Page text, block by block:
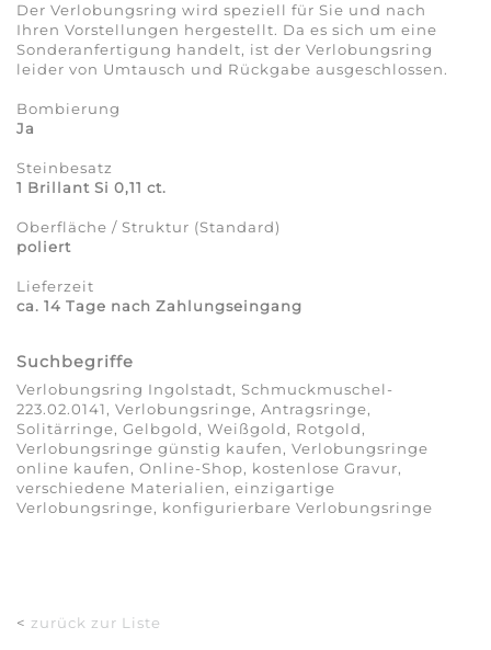
Der Verlobungsring wird speziell für Sie und nach
Ihren Vorstellungen hergestellt. Da es sich um eine
Sonderanfertigung handelt, ist der Verlobungsring
leider von Umtausch und Rückgabe ausgeschlossen.
Bombierung
Ja
Steinbesatz
1 Brillant Si 0,11 ct.
Oberfläche / Struktur (Standard)
poliert
Lieferzeit
ca. 14 Tage nach Zahlungseingang
Suchbegriffe
Verlobungsring Ingolstadt, Schmuckmuschel-
223.02.0141, Verlobungsringe, Antragsringe,
Solitärringe, Gelbgold, Weißgold, Rotgold,
Verlobungsringe günstig kaufen, Verlobungsringe
online kaufen, Online-Shop, kostenlose Gravur,
verschiedene Materialien, einzigartige
Verlobungsringe, konfigurierbare Verlobungsringe
< zurück zur Liste